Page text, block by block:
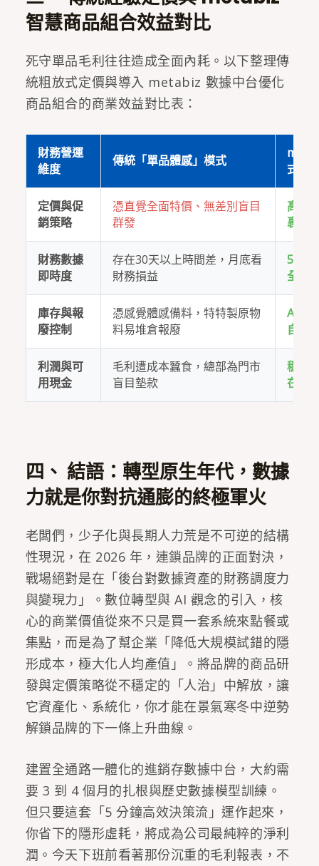
智慧商品組合效益對比
死守單品毛利往往造成全面內耗。以下整理傳
統粗放式定價與導入 metabiz 數據中台優化
商品組合的商業效益對比表：
財務營運
維度
傳統「單品體感」模式
式
定價與促
銷策略
憑直覺全面特價、無差別盲目
群發
高低
裹包
財務數據
即時度
存在30天以上時間差，月底看
財務損益
5 分
全渠
庫存與報
廢控制
憑感覺體感備料，特特製原物
料易堆倉報廢
AI 智
自動
利潤與可
用現金
毛利遭成本蠶食，總部為門市
盲目墊款
穩守
在途
四、 結語：轉型原生年代，數據
力就是你對抗通膨的終極軍火
老闆們，少子化與長期人力荒是不可逆的結構
性現況，在 2026 年，連鎖品牌的正面對決，
戰場絕對是在「後台對數據資產的財務調度力
與變現力」。數位轉型與 AI 觀念的引入，核
心的商業價值從來不只是買一套系統來點餐或
集點，而是為了幫企業「降低大規模試錯的隱
形成本，極大化人均產值」。將品牌的商品研
發與定價策略從不穩定的「人治」中解放，讓
它資產化、系統化，你才能在景氣寒冬中逆勢
解鎖品牌的下一條上升曲線。
建置全通路一體化的進銷存數據中台，大約需
要 3 到 4 個月的扎根與歷史數據模型訓練。
但只要這套「5 分鐘高效決策流」運作起來，
你省下的隱形虛耗，將成為公司最純粹的淨利
潤。今天下班前看著那份沉重的毛利報表，不